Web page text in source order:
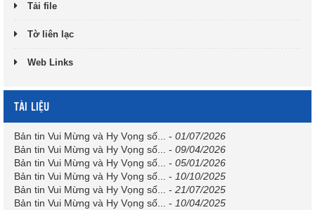
Tải file
Tờ liên lạc
Web Links
TÀI LIỆU
Bản tin Vui Mừng và Hy Vọng số... - 01/07/2026
Bản tin Vui Mừng và Hy Vọng số...
- 09/04/2026
Bản tin Vui Mừng và Hy Vọng số...
- 05/01/2026
Bản tin Vui Mừng và Hy Vọng số...
- 10/10/2025
Bản tin Vui Mừng và Hy Vọng số...
- 21/07/2025
Bản tin Vui Mừng và Hy Vọng số...
- 10/04/2025